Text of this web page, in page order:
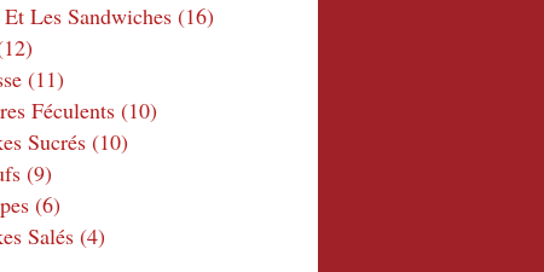
Les Sandwiches (16)
(11)
Féculents (10)
Sucrés (10)
(9)
(6)
Salés (4)